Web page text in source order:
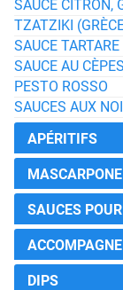
SAUCE CITRON,
TZATZIKI
SAUCE TARTARE
SAUCE AU CÈPES
PESTO ROSSO
SAUCES AUX
APÉRITIFS
MASCARPONE
SAUCES
DIPS